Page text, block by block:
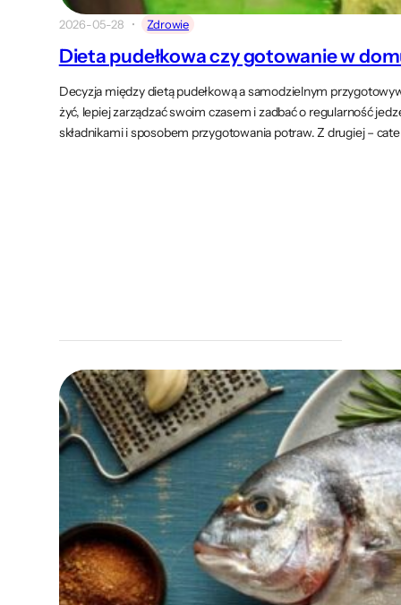
2026-05-28 Zdrowie
Dieta pudełkowa czy gotowanie w
Decyzja między dietą pudełkową a samodzielnym
żyć, lepiej zarządzać swoim czasem i zadbać o regularność
składnikami i sposobem przygotowania potraw. Z drugiej –